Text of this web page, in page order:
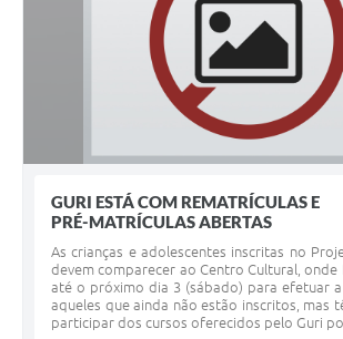
GURI ESTÁ COM REMATRÍCULAS E
PRÉ-MATRÍCULAS ABERTAS
As crianças e adolescentes inscritas no
devem comparecer ao Centro Cultural, onde
até o próximo dia 3 (sábado) para efetuar
aqueles que ainda não estão inscritos, mas
participar dos cursos oferecidos pelo Guri